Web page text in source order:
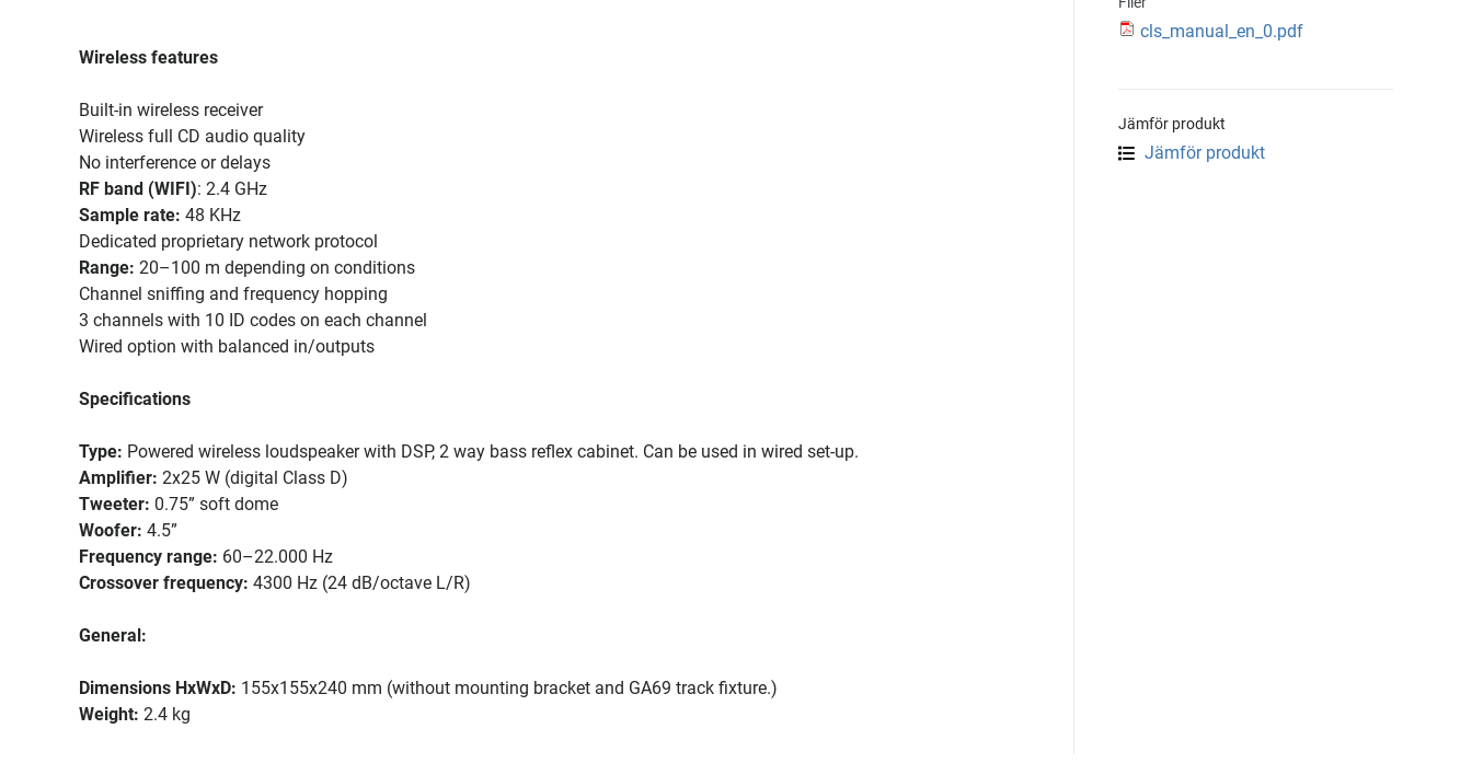
Wireless features
Built-in wireless receiver
Wireless full CD audio quality
No interference or delays
RF band (WIFI): 2.4 GHz
Sample rate: 48 KHz
Dedicated proprietary network protocol
Range: 20–100 m depending on conditions
Channel sniffing and frequency hopping
3 channels with 10 ID codes on each channel
Wired option with balanced in/outputs
Specifications
Type: Powered wireless loudspeaker with DSP, 2 way bass reflex cabinet. Can be used in wired set-up.
Amplifier: 2x25 W (digital Class D)
Tweeter: 0.75” soft dome
Woofer: 4.5”
Frequency range: 60–22.000 Hz
Crossover frequency: 4300 Hz (24 dB/octave L/R)
General:
Dimensions HxWxD: 155x155x240 mm (without mounting bracket and GA69 track fixture.)
Weight: 2.4 kg
cls_manual_en_0.pdf
Jämför produkt
Jämför produkt